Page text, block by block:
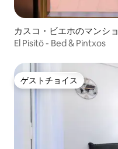
カスコ・ビエホのマンシ
El Pisitö - Bed & Pintxos
ゲストチョイス
ゲストチョイス